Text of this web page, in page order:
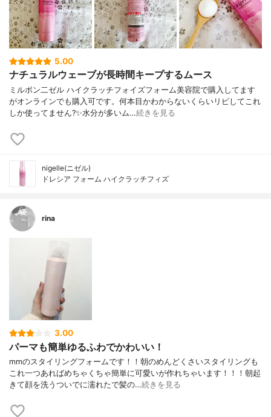
5.00
ナチュラルウェーブが長時間キープするムース
ミルボン二ゼル ハイクラッチフォイズフォーム美容院で購入してます
がオンラインでも購入可です。何本目かわからないくらいリピしてこれ
しか使ってません?✨水分が多いム…続きを見る
nigelle(ニゼル)
ドレシア フォーム ハイクラッチフィズ
rina
3.00
パーマも簡単ゆるふわでかわいい！
mmのスタイリングフォームです！！朝のめんどくさいスタイリングも
これ一つあればめちゃくちゃ簡単に可愛いが作れちゃいます！！！朝起
きて顔を洗うついでに濡れたで髪の…続きを見る